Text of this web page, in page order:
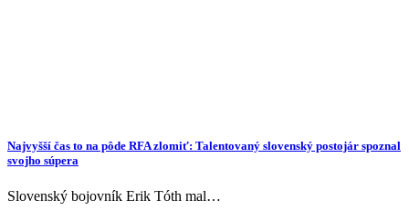
Najvyšší čas to na pôde RFA zlomiť: Talentovaný slovenský postojár spoznal
svojho súpera
Slovenský bojovník Erik Tóth mal…